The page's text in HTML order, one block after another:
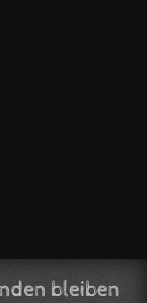
bleiben